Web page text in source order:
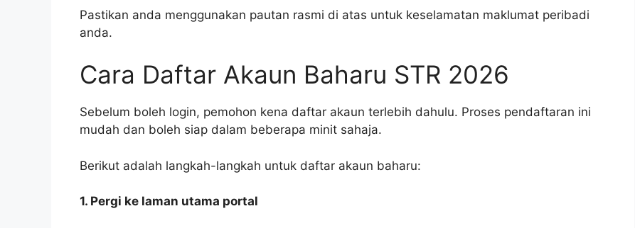
Pastikan anda menggunakan pautan rasmi di atas untuk keselamatan maklumat peribadi
anda.
Cara Daftar Akaun Baharu STR 2026
Sebelum boleh login, pemohon kena daftar akaun terlebih dahulu. Proses pendaftaran ini
mudah dan boleh siap dalam beberapa minit sahaja.
Berikut adalah langkah-langkah untuk daftar akaun baharu:
1. Pergi ke laman utama portal